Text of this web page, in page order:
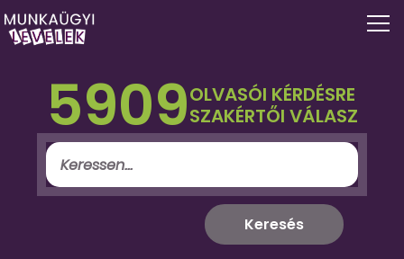
5909OLVASÓI KÉRDÉSRE
SZAKÉRTŐI VÁLASZ